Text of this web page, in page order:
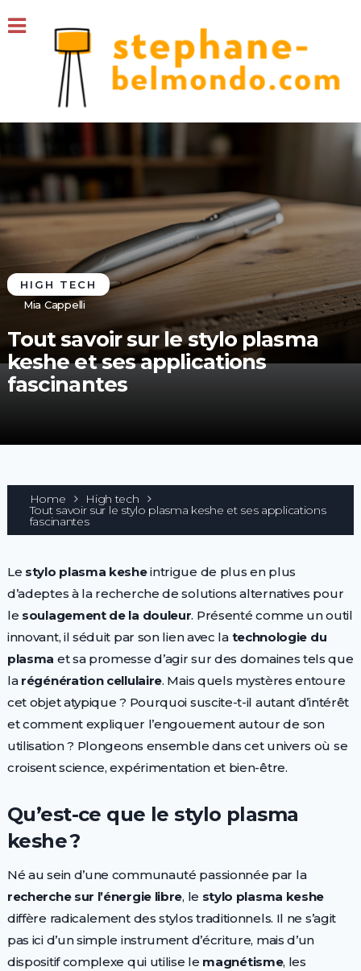
HIGH TECH
Mia Cappelli
Tout savoir sur le stylo plasma
keshe et ses applications
fascinantes
Home High tech
Tout savoir sur le stylo plasma keshe et ses applications
fascinantes
Le stylo plasma kesheintrigue de plus en plus
d’adeptes à la recherche de solutions alternatives pour
le soulagement de la douleur. Présenté comme un outil
innovant, il séduit par son lien avec la technologie du
plasma et sa promesse d’agir sur des domaines tels que
la régénération cellulaire. Mais quels mystères entoure
cet objet atypique ? Pourquoi suscite-t-il autant d’intérêt
et comment expliquer l’engouement autour de son
utilisation ? Plongeons ensemble dans cet univers où se
croisent science, expérimentation et bien-être.
Qu’est-ce que le stylo plasma
keshe ?
Né au sein d’une communauté passionnée par la
recherche sur l’énergie libre, le stylo plasma keshe
diffère radicalement des stylos traditionnels. Il ne s’agit
pas ici d’un simple instrument d’écriture, mais d’un
dispositif complexe qui utilise le magnétisme, les